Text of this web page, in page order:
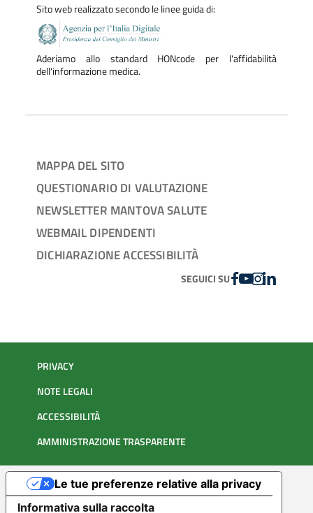
Sito web realizzato secondo le linee guida di:
Aderiamo allo standard HONcode per l'affidabilità
dell'informazione medica.
MAPPA DEL SITO
QUESTIONARIO DI VALUTAZIONE
NEWSLETTER MANTOVA SALUTE
WEBMAIL DIPENDENTI
DICHIARAZIONE ACCESSIBILITÀ
SEGUICI SUFACEBOOK
YOUTUBE
INSTAGRAM
LINKEDIN
PRIVACY
NOTE LEGALI
ACCESSIBILITÀ
AMMINISTRAZIONE TRASPARENTE
Informativa sulla raccolta
Le tue preferenze relative alla privacy